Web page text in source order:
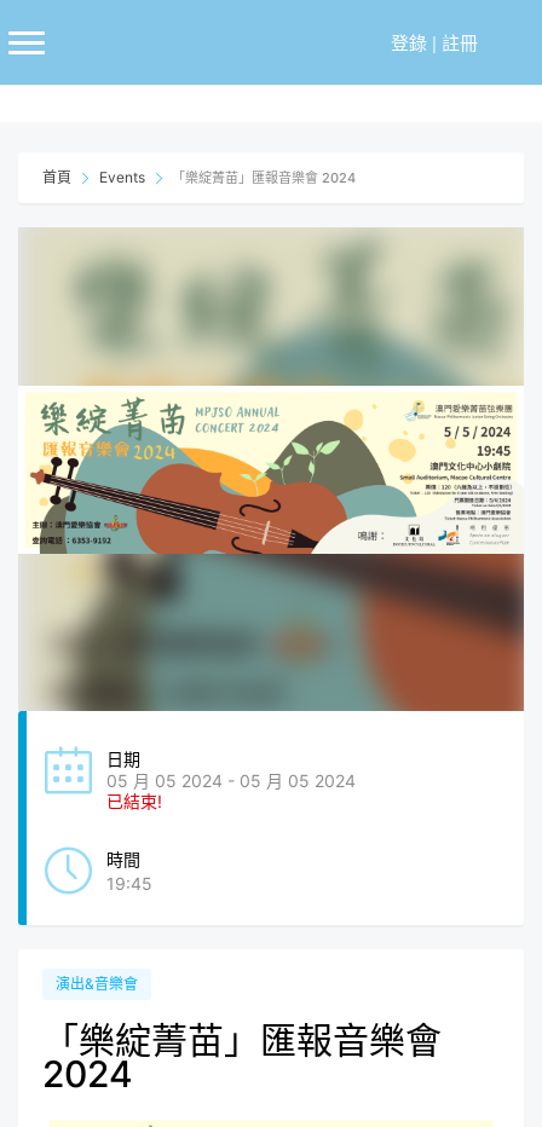
至
登錄| 註冊
首頁 Events 「樂綻菁苗」匯報音樂會 2024
日期
05 月 05 2024 - 05 月 05 2024
已結束!
時間
19:45
演出&音樂會
「樂綻菁苗」匯報音樂會
2024